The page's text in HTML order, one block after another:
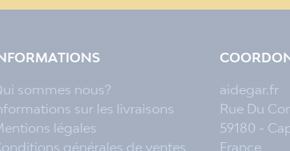
sommes nous?
sur les livraisons
légales
générales de ventes
aidegar.fr
Rue Du
59180 -
France